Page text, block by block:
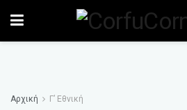
Αρχική Γ’ Εθνική